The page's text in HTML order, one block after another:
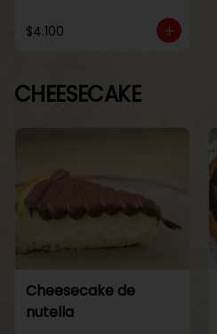
$4.100
CHEESECAKE
Cheesecake de
nutella